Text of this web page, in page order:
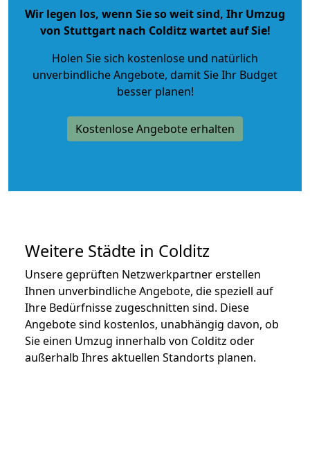
Wir legen los, wenn Sie so weit sind, Ihr Umzug
von Stuttgart nach Colditz wartet auf Sie!
Holen Sie sich kostenlose und natürlich
unverbindliche Angebote, damit Sie Ihr Budget
besser planen!
Kostenlose Angebote erhalten
Weitere Städte in Colditz
Unsere geprüften Netzwerkpartner erstellen
Ihnen unverbindliche Angebote, die speziell auf
Ihre Bedürfnisse zugeschnitten sind. Diese
Angebote sind kostenlos, unabhängig davon, ob
Sie einen Umzug innerhalb von Colditz oder
außerhalb Ihres aktuellen Standorts planen.